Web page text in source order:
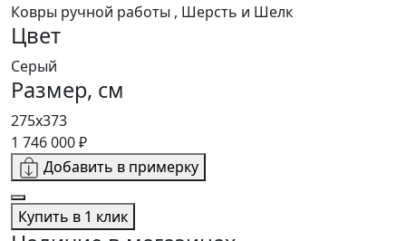
Ковры ручной работы , Шерсть и Шелк
Цвет
Серый
Размер, см
275x373
1 746 000 ₽
Добавить в примерку
Купить в 1 клик